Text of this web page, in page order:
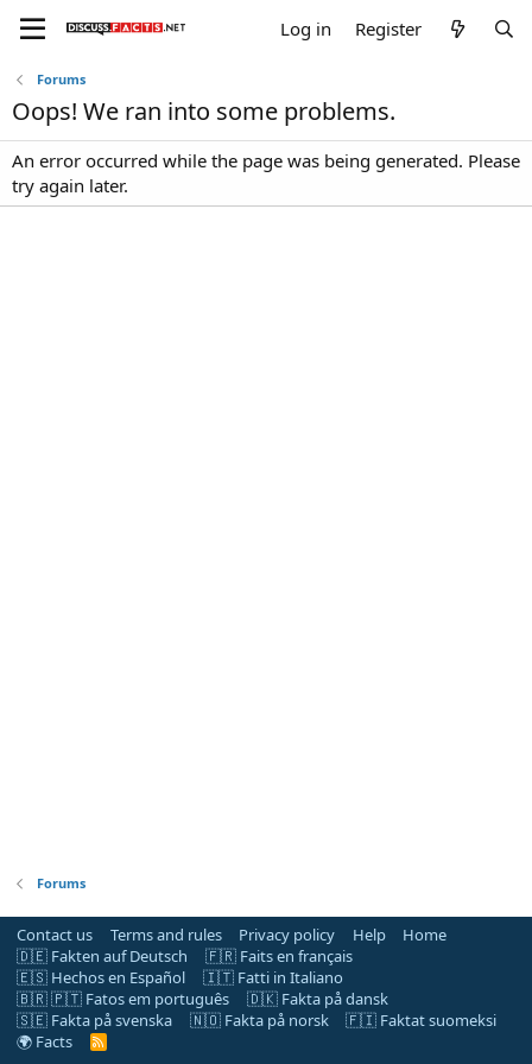
Log in Register
Forums
Oops! We ran into some problems.
An error occurred while the page was being generated. Please
try again later.
Forums
Contact us Terms and rules Privacy policy Help
Home
🇩🇪 Fakten auf Deutsch
🇫🇷 Faits en français
🇪🇸 Hechos en Español
🇮🇹 Fatti in Italiano
🇧🇷 🇵🇹 Fatos em português
🇩🇰 Fakta på dansk
🇸🇪 Fakta på svenska
🇳🇴 Fakta på norsk
🇫🇮 Faktat suomeksi
🌍 Facts
R